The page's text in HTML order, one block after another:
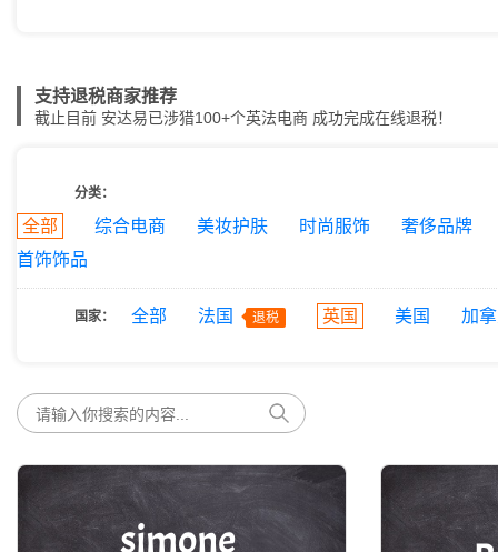
支持退税商家推荐
截止目前 安达易已涉猎100+个英法电商 成功完成在线退税！
分类：
全部 综合电商 美妆护肤 时尚服饰
奢侈品牌
首饰饰品
国家： 全部 法国 退税 英国 美国 加